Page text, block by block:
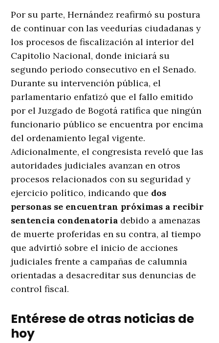
Por su parte, Hernández reafirmó su postura
de continuar con las veedurías ciudadanas y
los procesos de fiscalización al interior del
Capitolio Nacional, donde iniciará su
segundo periodo consecutivo en el Senado.
Durante su intervención pública, el
parlamentario enfatizó que el fallo emitido
por el Juzgado de Bogotá ratifica que ningún
funcionario público se encuentra por encima
del ordenamiento legal vigente.
Adicionalmente, el congresista reveló que las
autoridades judiciales avanzan en otros
procesos relacionados con su seguridad y
ejercicio político, indicando que dos
personas se encuentran próximas a recibir
sentencia condenatoria debido a amenazas
de muerte proferidas en su contra, al tiempo
que advirtió sobre el inicio de acciones
judiciales frente a campañas de calumnia
orientadas a desacreditar sus denuncias de
control fiscal.
Entérese de otras noticias de
hoy